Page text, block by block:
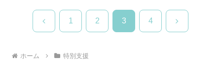
前 1 2 3 4 次
ホーム 特別支援